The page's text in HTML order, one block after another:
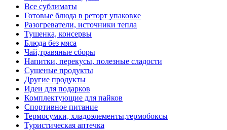
Все сублиматы
Готовые блюда в реторт упаковке
Разогреватели, источники тепла
Тушенка, консервы
Блюда без мяса
Чай,травяные сборы
Напитки, перекусы, полезные сладости
Сушеные продукты
Другие продукты
Идеи для подарков
Комплектующие для пайков
Спортивное питание
Термосумки, хладоэлементы,термобоксы
Туристическая аптечка